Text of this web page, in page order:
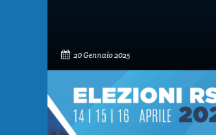
20 Gennaio 2025